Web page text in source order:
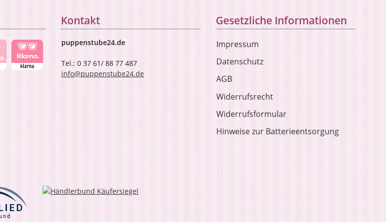
Kontakt
puppenstube24.de
Tel.: 0 37 61/ 88 77 487
info@puppenstube24.de
Gesetzliche Informationen
Impressum
Datenschutz
AGB
Widerrufsrecht
Widerrufsformular
Hinweise zur Batterieentsorgung